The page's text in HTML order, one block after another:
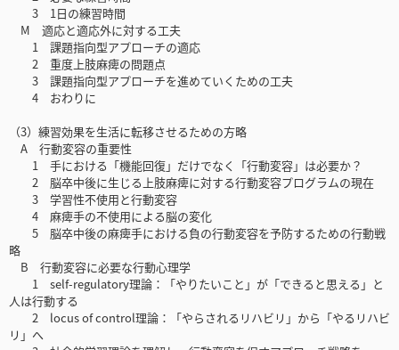
3 1日の練習時間
M 適応と適応外に対する工夫
1 課題指向型アプローチの適応
2 重度上肢麻痺の問題点
3 課題指向型アプローチを進めていくための工夫
4 おわりに
（3）練習効果を生活に転移させるための方略
A 行動変容の重要性
1 手における「機能回復」だけでなく「行動変容」は必要か？
2 脳卒中後に生じる上肢麻痺に対する行動変容プログラムの現在
3 学習性不使用と行動変容
4 麻痺手の不使用による脳の変化
5 脳卒中後の麻痺手における負の行動変容を予防するための行動戦
略
B 行動変容に必要な行動心理学
1 self-regulatory理論：「やりたいこと」が「できると思える」と
人は行動する
2 locus of control理論：「やらされるリハビリ」から「やるリハビ
リ」へ